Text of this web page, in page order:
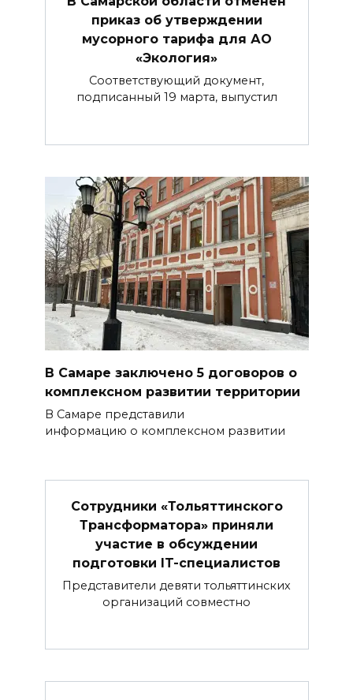
приказ об утверждении
мусорного тарифа для АО
«Экология»
Соответствующий документ,
подписанный 19 марта, выпустил
В Самаре заключено 5 договоров о
комплексном развитии территории
В Самаре представили
информацию о комплексном развитии
Сотрудники «Тольяттинского
Трансформатора» приняли
участие в обсуждении
подготовки IT-специалистов
Представители девяти тольяттинских
организаций совместно